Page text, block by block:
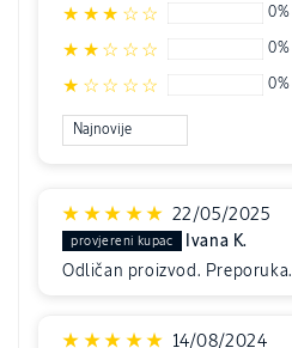
0%
0%
0%
Sort by
22/05/2025
Ivana K.
Odličan proizvod. Preporuka.
14/08/2024